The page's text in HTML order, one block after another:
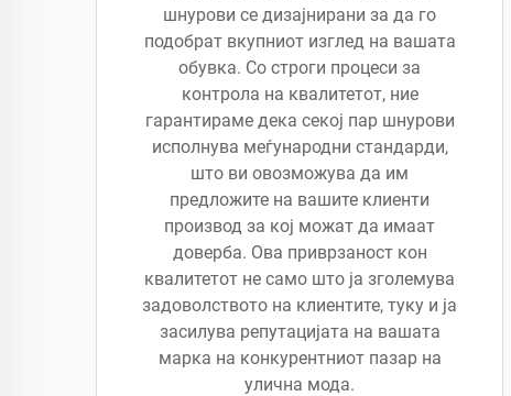
шнурови се дизајнирани за да го
подобрат вкупниот изглед на вашата
обувка. Со строги процеси за
контрола на квалитетот, ние
гарантираме дека секој пар шнурови
исполнува меѓународни стандарди,
што ви овозможува да им
предложите на вашите клиенти
производ за кој можат да имаат
доверба. Ова приврзаност кон
квалитетот не само што ја зголемува
задоволството на клиентите, туку и ја
засилува репутацијата на вашата
марка на конкурентниот пазар на
улична мода.